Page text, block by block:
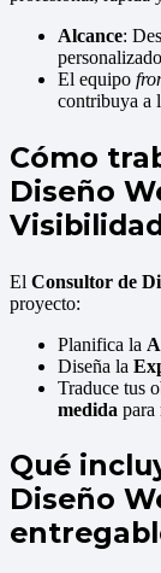
Alcance:
El equipo
contribuya a
Cómo
Diseño
El Consultor de
proyecto:
Planifica la
Diseña la
Traduce tus
medida para
Qué
Diseño